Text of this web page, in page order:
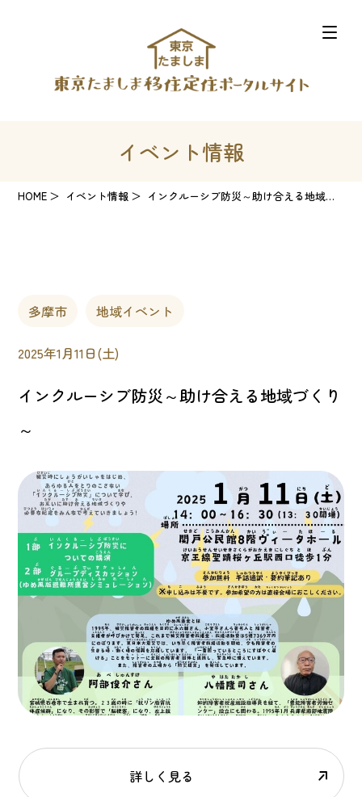
イベント情報
HOME イベント情報 インクルーシブ防災～助け合える地域づくり～
多摩市 地域イベント
2025年1月11日(土)
インクルーシブ防災～助け合える地域づくり
～
詳しく見る